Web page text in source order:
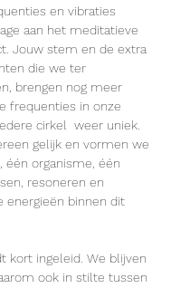
en vibraties
aan het meditatieve
Jouw stem en de extra
die we ter
brengen nog meer
frequenties in onze
cirkel  weer uniek.
gelijk en vormen we
één organisme, één
resoneren en
energieën binnen dit
kort ingeleid. We blijven
ook in stilte tussen